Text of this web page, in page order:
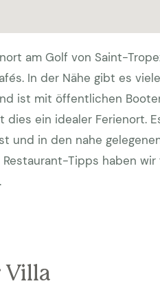
am Golf von Saint-
In der Nähe gibt es
ist mit öffentlichen
dies ein idealer Ferienort.
und in den nahe
Tipps haben wir
Villa